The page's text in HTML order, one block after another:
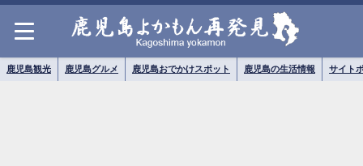
鹿児島観光 鹿児島グルメ 鹿児島おでかけスポット 鹿児島の生活情報 サイト